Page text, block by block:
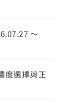
～
度選擇與正